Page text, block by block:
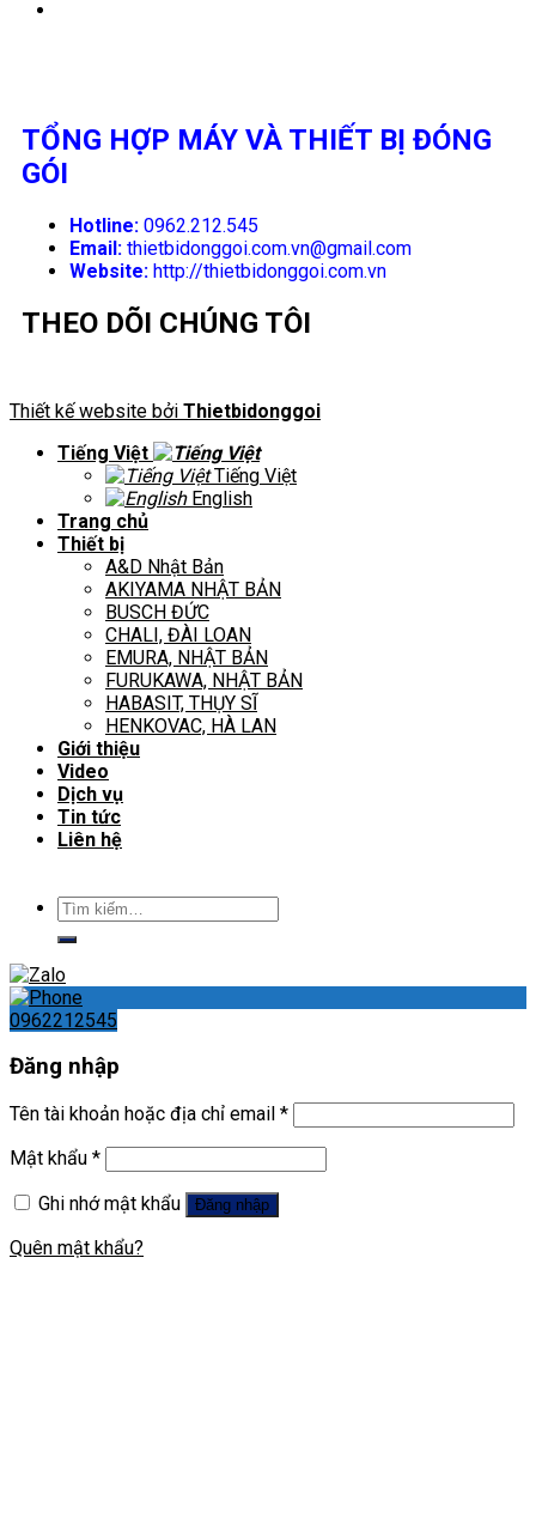
TỔNG HỢP MÁY VÀ THIẾT BỊ ĐÓNG
GÓI
Hotline: 0962.212.545
Email: thietbidonggoi.com.vn@gmail.com
Website: http://thietbidonggoi.com.vn
THEO DÕI CHÚNG TÔI
Thiết kế website bởi Thietbidonggoi
Tiếng Việt
Tiếng Việt
English
Trang chủ
Thiết bị
A&D Nhật Bản
AKIYAMA NHẬT BẢN
BUSCH ĐỨC
CHALI, ĐÀI LOAN
EMURA, NHẬT BẢN
FURUKAWA, NHẬT BẢN
HABASIT, THỤY SĨ
HENKOVAC, HÀ LAN
Giới thiệu
Video
Dịch vụ
Tin tức
Liên hệ
Tìm
kiếm:
0962212545
Đăng nhập
Tên tài khoản hoặc địa chỉ email *
Mật khẩu *
Ghi nhớ mật khẩu
Đăng nhập
Quên mật khẩu?